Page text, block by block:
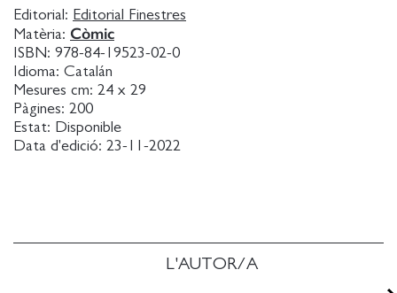
L'AUTOR/A
proven de donar resposta a la crisi del canvi
climàtic amb una proposta no exempta d'humor.
Editorial: Editorial Finestres
Matèria: Còmic
ISBN: 978-84-19523-02-0
Idioma: Catalán
Mesures cm: 24 x 29
Pàgines: 200
Estat: Disponible
Data d'edició: 23-11-2022